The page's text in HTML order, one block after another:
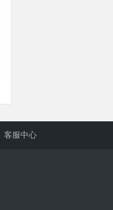
客服中心